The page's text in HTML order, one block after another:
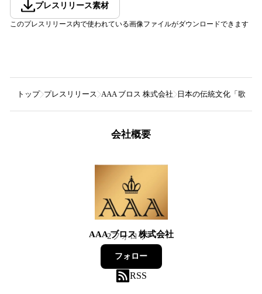
プレスリリース素材
このプレスリリース内で使われている画像ファイルがダウンロードできます
トップ プレスリリース AAA ブロス 株式会社 日本の伝統文化「歌舞
会社概要
AAA ブロス 株式会社
2フォロワー
フォロー
RSS